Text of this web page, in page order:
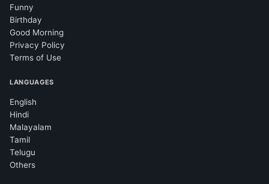
Funny
Birthday
Good Morning
Privacy Policy
Terms of Use
LANGUAGES
English
Hindi
Malayalam
Tamil
Telugu
Others